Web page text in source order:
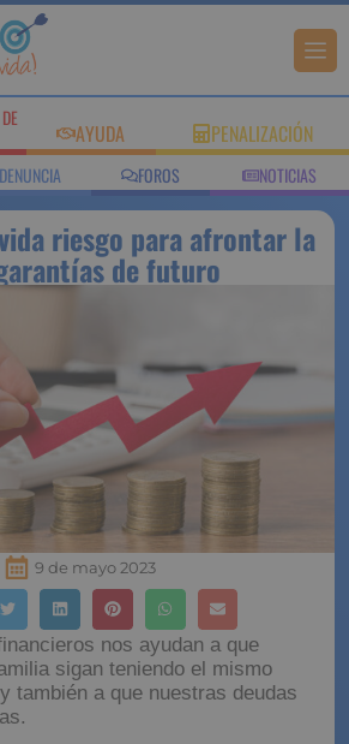
AYUDA PENALIZACIÓN
DENUNCIA FOROS NOTICIAS
riesgo para afrontar la
de futuro
9 de mayo 2023
nos ayudan a que
sigan teniendo el mismo
también a que nuestras deudas